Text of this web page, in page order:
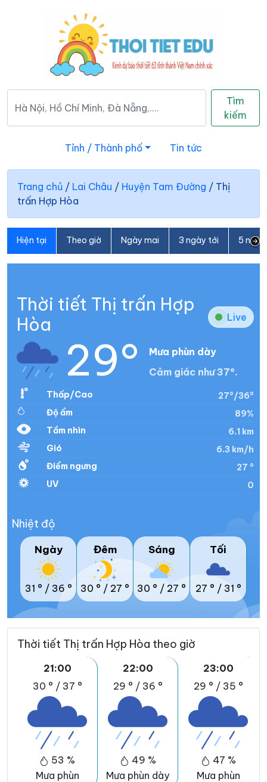
Tìm
kiếm
Tỉnh / Thành phố Tin tức
Trang chủ / Lai Châu / Huyện Tam Đường / Thị
trấn Hợp Hòa
Hiện tại Theo giờ Ngày mai 3 ngày tới 5
Thời tiết Thị trấn Hợp
Hòa
Live
29°
Mưa phùn dày
Cảm giác như 37°.
Thấp/Cao
27°/36°
Độ ẩm
89%
Tầm nhìn
6.1 km
Gió
6.3 km/h
Điểm ngưng
27 °
UV
0
Nhiệt độ
Ngày
31 ° / 36 °
Đêm
30 ° / 27 °
Sáng
30 ° / 27 °
Tối
27 ° / 31 °
Thời tiết Thị trấn Hợp Hòa theo giờ
21:00
30 ° / 37 °
53 %
Mưa phùn
22:00
29 ° / 36 °
49 %
Mưa phùn dày
23:00
29 ° / 35 °
47 %
Mưa phùn